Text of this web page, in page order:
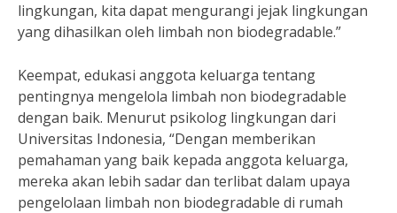
lingkungan, kita dapat mengurangi jejak lingkungan
yang dihasilkan oleh limbah non biodegradable.”
Keempat, edukasi anggota keluarga tentang
pentingnya mengelola limbah non biodegradable
dengan baik. Menurut psikolog lingkungan dari
Universitas Indonesia, “Dengan memberikan
pemahaman yang baik kepada anggota keluarga,
mereka akan lebih sadar dan terlibat dalam upaya
pengelolaan limbah non biodegradable di rumah